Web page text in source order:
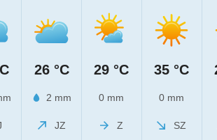
26 °C
2 mm
JZ
29 °C
0 mm
Z
35 °C
0 mm
SZ